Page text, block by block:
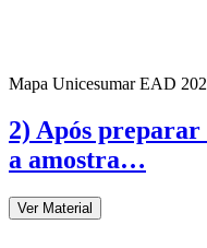
Mapa Unicesumar EAD
2) Após preparar
a amostra…
Ver Material